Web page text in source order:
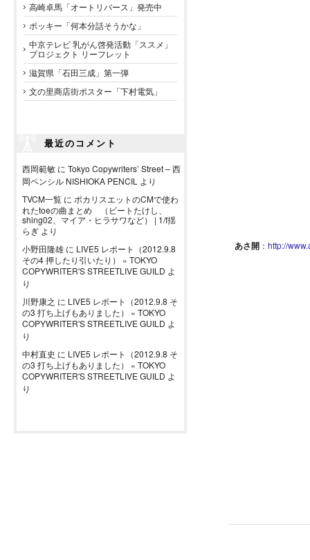
高崎卓馬「オートリバース」発売中
ポッキー「何本分話そうかな」
中京テレビ 乳がん啓発活動「ススメ」
プロジェクト リーフレット
滋賀県「石田三成」第一弾
文の里商店街ポスター「下村電気」
最近のコメント
西岡範敏 に Tokyo Copywriters’ Street – 西
岡ペンシル NISHIOKA PENCIL より
TVCM一覧 に ポカリスエットのCMで使わ
れたtoeの曲まとめ （ビートたけし、
shing02、マイア・ヒラサワなど） | 1/f揺
らぎ より
小野田隆雄 に LIVE5 レポート（2012.9.8
その4 押したり引いたり） « TOKYO
COPYWRITER'S STREETLIVE GUILD よ
り
川野康之 に LIVE5 レポート（2012.9.8 そ
の3 打ち上げもありました） « TOKYO
COPYWRITER'S STREETLIVE GUILD よ
り
中村直史 に LIVE5 レポート（2012.9.8 そ
の3 打ち上げもありました） « TOKYO
COPYWRITER'S STREETLIVE GUILD よ
り
あさ開： http://